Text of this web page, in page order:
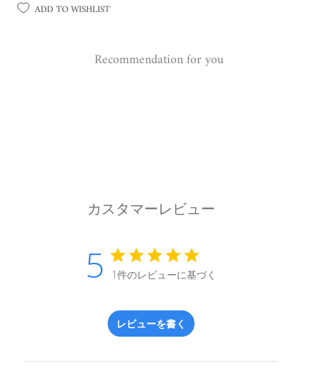
ADD TO WISHLIST
Recommendation for you
カスタマーレビュー
5 1件のレビューに基づく
レビューを書く